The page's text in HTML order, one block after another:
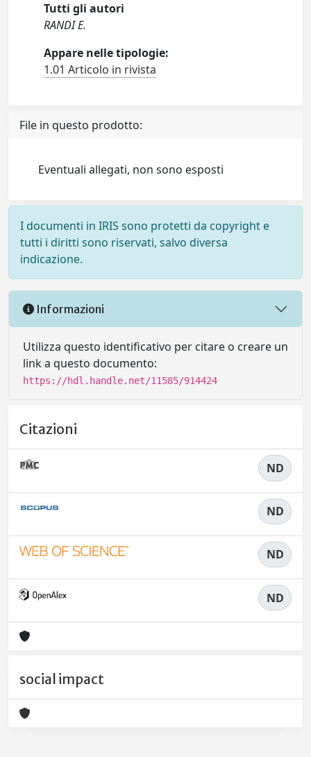
Tutti gli autori
RANDI E.
Appare nelle tipologie:
1.01 Articolo in rivista
File in questo prodotto:
Eventuali allegati, non sono esposti
I documenti in IRIS sono protetti da copyright e
tutti i diritti sono riservati, salvo diversa
indicazione.
Informazioni
Utilizza questo identificativo per citare o creare un
link a questo documento:
https://hdl.handle.net/11585/914424
Citazioni
ND
ND
ND
ND
social impact